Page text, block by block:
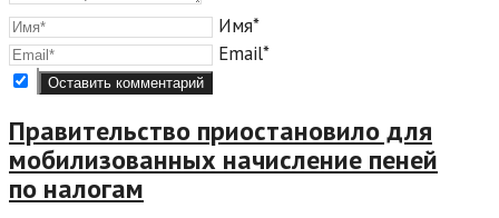
Имя*
Email*
Правительство приостановило для
мобилизованных начисление пеней
по налогам